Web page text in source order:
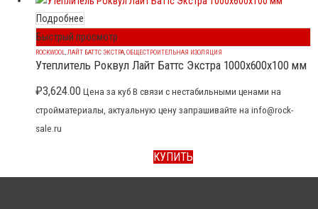
Подробнее
Быстрый просмотр
ROCKWOOL ЛАЙТ БАТТС ЭКСТРА ОБЩЕСТРОИТЕЛЬНАЯ ИЗОЛЯЦИЯ
Утеплитель Роквул Лайт Баттс Экстра 1000x600x100 мм
₽3,624.00 Цена за куб В связи с нестабильными ценами на
стройматериалы, актуальную цену запрашивайте на info@rock-
sale.ru
КУПИТЬ